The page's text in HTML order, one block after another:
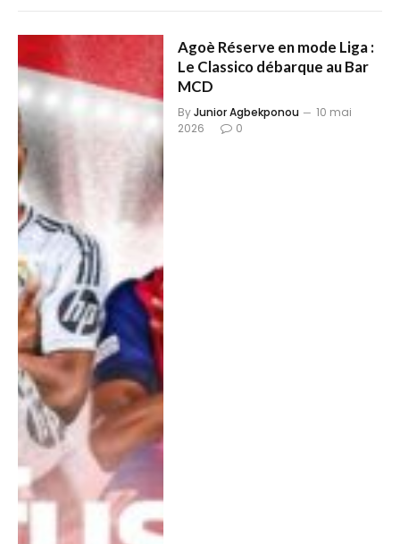
Agoè Réserve en mode Liga :
Le Classico débarque au Bar
MCD
ByJunior Agbekponou
10 mai
2026
0